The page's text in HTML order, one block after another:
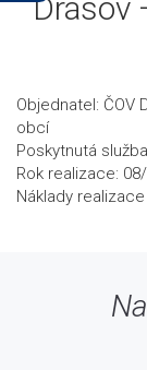
Drásov
Objednatel: ČOV
obcí
Poskytnutá
Rok realizace:
Náklady